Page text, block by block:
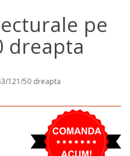
pe
dreapta
121/50 dreapta